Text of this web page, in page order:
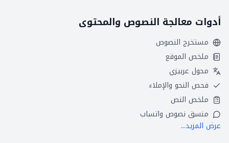
أدوات معالجة النصوص والمحتوى
مستخرج النصوص
ملخص الموقع
محول عربيزي
فحص النحو والإملاء
ملخص النص
منسق نصوص واتساب
عرض المزيد...